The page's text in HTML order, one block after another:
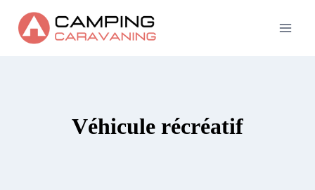
content
Véhicule récréatif